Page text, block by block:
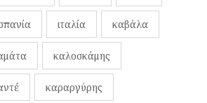
ιταλία καβάλα
καλοσκάμης
καραργύρης